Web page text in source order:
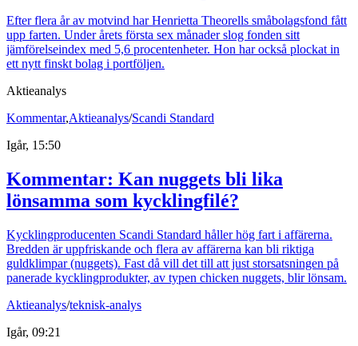
Efter flera år av motvind har Henrietta Theorells småbolagsfond fått
upp farten. Under årets första sex månader slog fonden sitt
jämförelseindex med 5,6 procentenheter. Hon har också plockat in
ett nytt finskt bolag i portföljen.
Aktieanalys
Kommentar,Aktieanalys/Scandi Standard
Igår, 15:50
Kommentar: Kan nuggets bli lika
lönsamma som kycklingfilé?
Kycklingproducenten Scandi Standard håller hög fart i affärerna.
Bredden är uppfriskande och flera av affärerna kan bli riktiga
guldklimpar (nuggets). Fast då vill det till att just storsatsningen på
panerade kycklingprodukter, av typen chicken nuggets, blir lönsam.
Aktieanalys/teknisk-analys
Igår, 09:21